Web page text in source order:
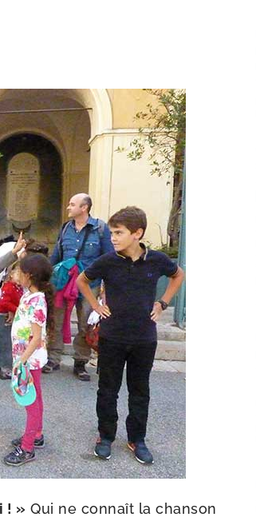
! » Qui ne connaît la chan­son